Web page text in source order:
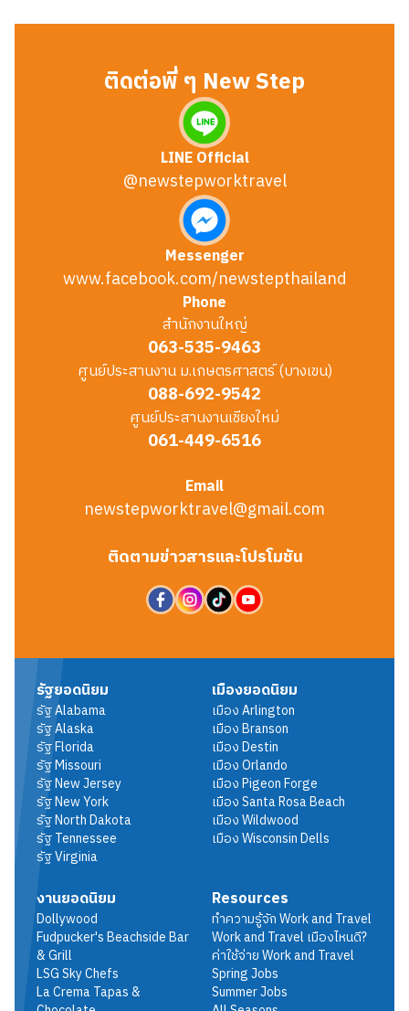
ติดต่อพี่ ๆ New Step
Messenger
www.facebook.com/newstepthailand
LINE Official
@newstepworktravel
Phone
สำนักงานใหญ่
063-535-9463
ศูนย์ประสานงาน ม.เกษตรศาสตร์ (บางเขน)
088-692-9542
ศูนย์ประสานงานเชียงใหม่
061-449-6516
Email
newstepworktravel@gmail.com
ติดตามข่าวสารและโปรโมชัน
รัฐยอดนิยม
รัฐAlabama
รัฐAlaska
รัฐFlorida
รัฐMissouri
รัฐNew Jersey
รัฐNew York
รัฐNorth Dakota
รัฐTennessee
รัฐVirginia
เมืองยอดนิยม
เมืองArlington
เมืองBranson
เมืองDestin
เมืองOrlando
เมืองPigeon Forge
เมืองSanta Rosa Beach
เมืองWildwood
เมืองWisconsin Dells
งานยอดนิยม
Dollywood
Fudpucker's Beachside Bar
& Grill
LSG Sky Chefs
La Crema Tapas &
Resources
ทำความรู้จัก Work and Travel
Work and Travel เมืองไหนดี?
ค่าใช้จ่าย Work and Travel
Spring Jobs
Summer Jobs